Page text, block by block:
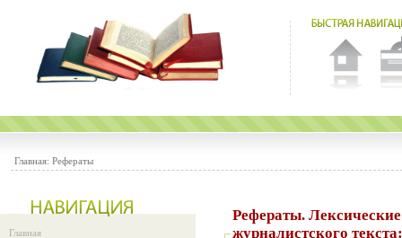
Главная: Рефераты
Главная
Рефераты. Лексические особенности современного
журналистского